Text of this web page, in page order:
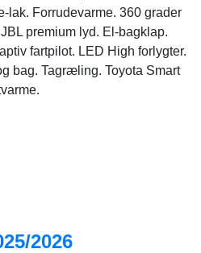
lak. Forrudevarme. 360 grader
premium lyd. El-bagklap.
fartpilot. LED High forlygter.
bag. Tagræling. Toyota Smart
2026